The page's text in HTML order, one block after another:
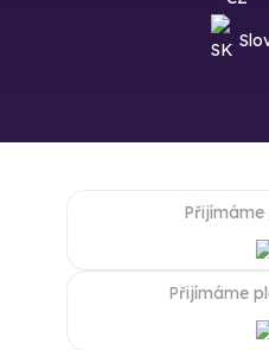
Přijímáme